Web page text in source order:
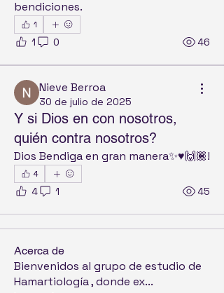
bendiciones.
1
1 0 46
Nieve Berroa
30 de julio de 2025
Y si Dios en con nosotros,
quién contra nosotros?
Dios Bendiga en gran manera✨️♥️🙌🏾!
4
4 1 45
Acerca de
Bienvenidos al grupo de estudio de
Hamartiología , donde ex...